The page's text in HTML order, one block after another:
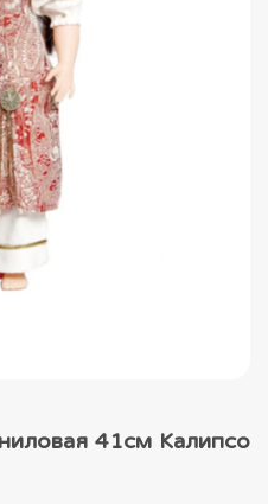
41см Калипсо